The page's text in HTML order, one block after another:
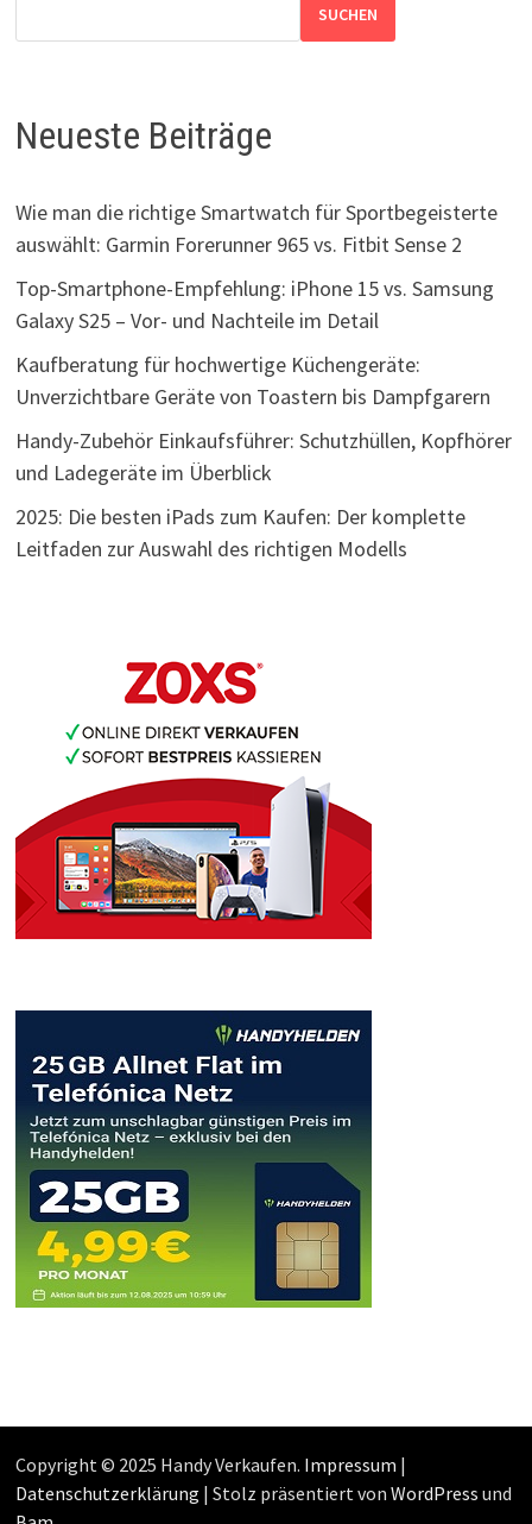
SUCHEN
Neueste Beiträge
Wie man die richtige Smartwatch für Sportbegeisterte
auswählt: Garmin Forerunner 965 vs. Fitbit Sense 2
Top-Smartphone-Empfehlung: iPhone 15 vs. Samsung
Galaxy S25 – Vor- und Nachteile im Detail
Kaufberatung für hochwertige Küchengeräte:
Unverzichtbare Geräte von Toastern bis Dampfgarern
Handy-Zubehör Einkaufsführer: Schutzhüllen, Kopfhörer
und Ladegeräte im Überblick
2025: Die besten iPads zum Kaufen: Der komplette
Leitfaden zur Auswahl des richtigen Modells
Copyright © 2025 Handy Verkaufen. Impressum |
Datenschutzerklärung | Stolz präsentiert von WordPress und